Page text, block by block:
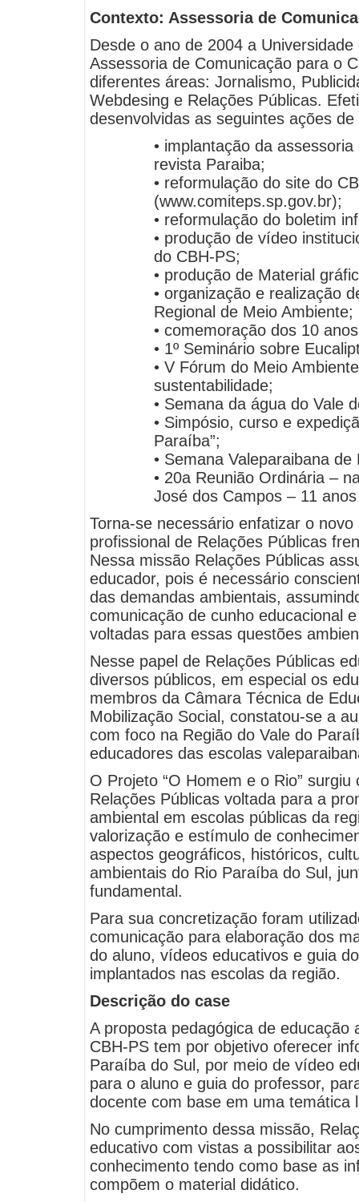
Contexto: Assessoria de
Desde o ano de 2004 a
Assessoria de Comunicação para o
diferentes áreas: Jornalismo,
Webdesing e Relações Públicas.
desenvolvidas as seguintes ações
• implantação da
revista Paraiba;
• reformulação do site do
(www.comiteps.sp.gov.br);
• reformulação do boletim
• produção de vídeo
do CBH-PS;
• produção de Material
• organização e realização
Regional de Meio Ambiente;
• comemoração dos 10
• 1º Seminário sobre
• V Fórum do Meio
sustentabilidade;
• Semana da água do Vale
• Simpósio, curso e
Paraíba”;
• Semana Valeparaibana de
• 20a Reunião Ordinária –
José dos Campos – 11
Torna-se necessário enfatizar o
profissional de Relações Públicas
Nessa missão Relações Públicas
educador, pois é necessário
das demandas ambientais,
comunicação de cunho educacional
voltadas para essas questões
Nesse papel de Relações Públicas
diversos públicos, em especial os
membros da Câmara Técnica de
Mobilização Social, constatou-se a
com foco na Região do Vale do
educadores das escolas
O Projeto “O Homem e o Rio”
Relações Públicas voltada para a
ambiental em escolas públicas da
valorização e estímulo de
aspectos geográficos, históricos,
ambientais do Rio Paraíba do Sul,
fundamental.
Para sua concretização foram
comunicação para elaboração dos
do aluno, vídeos educativos e guia
implantados nas escolas da região.
Descrição do case
A proposta pedagógica de educação
CBH-PS tem por objetivo oferecer
Paraíba do Sul, por meio de vídeo
para o aluno e guia do professor,
docente com base em uma temática
No cumprimento dessa missão,
educativo com vistas a possibilitar
conhecimento tendo como base as
compõem o material didático.